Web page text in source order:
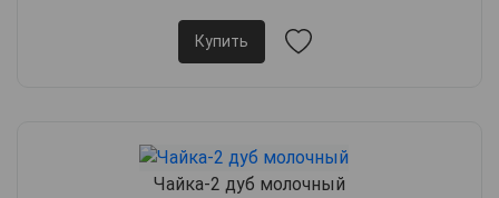
Купить
Чайка-2 дуб молочный